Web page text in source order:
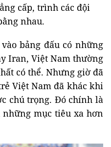
cấp, trình các đội
nhau.
bảng đấu có những
Iran, Việt Nam thường
có thể. Nhưng giờ đã
Việt Nam đã khác khi
chú trọng. Đó chính là
mục tiêu xa hơn